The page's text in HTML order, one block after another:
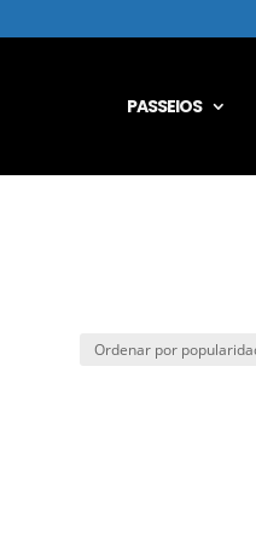
PASSEIOS